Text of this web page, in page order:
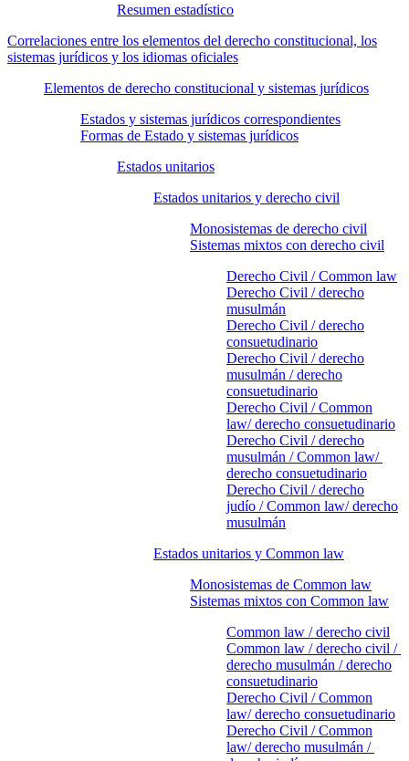
Resumen estadístico
Correlaciones entre los elementos del derecho constitucional, los
sistemas jurídicos y los idiomas oficiales
Elementos de derecho constitucional y sistemas jurídicos
Estados y sistemas jurídicos correspondientes
Formas de Estado y sistemas jurídicos
Estados unitarios
Estados unitarios y derecho civil
Monosistemas de derecho civil
Sistemas mixtos con derecho civil
Derecho Civil / Common law
Derecho Civil / derecho
musulmán
Derecho Civil / derecho
consuetudinario
Derecho Civil / derecho
musulmán / derecho
consuetudinario
Derecho Civil / Common
law/ derecho consuetudinario
Derecho Civil / derecho
musulmán / Common law/
derecho consuetudinario
Derecho Civil / derecho
judío / Common law/ derecho
musulmán
Estados unitarios y Common law
Monosistemas de Common law
Sistemas mixtos con Common law
Common law / derecho civil
Common law / derecho civil /
derecho musulmán / derecho
consuetudinario
Derecho Civil / Common
law/ derecho consuetudinario
Derecho Civil / Common
law/ derecho musulmán /